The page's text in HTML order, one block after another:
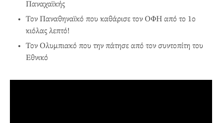
Παναχαϊκής
Τον Παναθηναϊκό που καθάρισε τον ΟΦΗ από το 1ο
κιόλας λεπτό!
Τον Ολυμπιακό που την πάτησε από τον συντοπίτη του
Εθνικό